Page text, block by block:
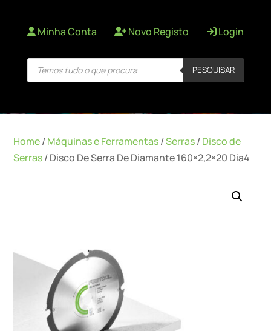
Minha Conta Novo Registo Login
Products
search PESQUISAR
Home/Máquinas e Ferramentas/Serras/Disco de
Serras/ Disco De Serra De Diamante 160×2,2×20 Dia4